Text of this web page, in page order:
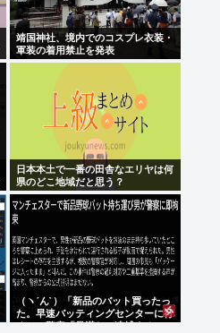
靖国神社、境内でのコスプレ衣装・
軍装の着用禁止を発表
日本本土で一番の田舎なエリヤは何
県のどこ地域だと思う？
（ヽ´ん`）「新品のバット買ったっ
た。早速バッティングセンターに行
くか」警察「暴漢だ！逮捕する！